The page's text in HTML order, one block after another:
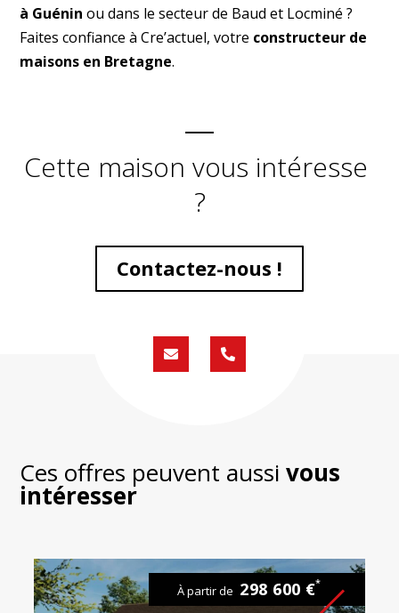
à Guénin ou dans le secteur de Baud et Locminé ?
Faites confiance à Cre’actuel, votre constructeur de
maisons en Bretagne.
Cette maison vous intéresse
?
Contactez-nous !
Formulaire
de
02
59
Ces offres peuvent aussivous
intéresser
À partir de 298 600 €*